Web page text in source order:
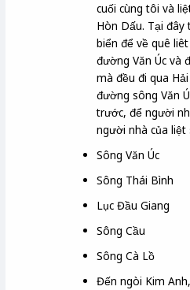
cuối cùng tôi và
Hòn Dấu. Tại đây
biển để về quê
đường Văn Úc và
mà đều đi qua
đường sông Văn
trước, để người
người nhà của
Sông Văn Úc
Sông Thái Bình
Lục Đầu Giang
Sông Cầu
Sông Cà Lồ
Đến ngòi Kim